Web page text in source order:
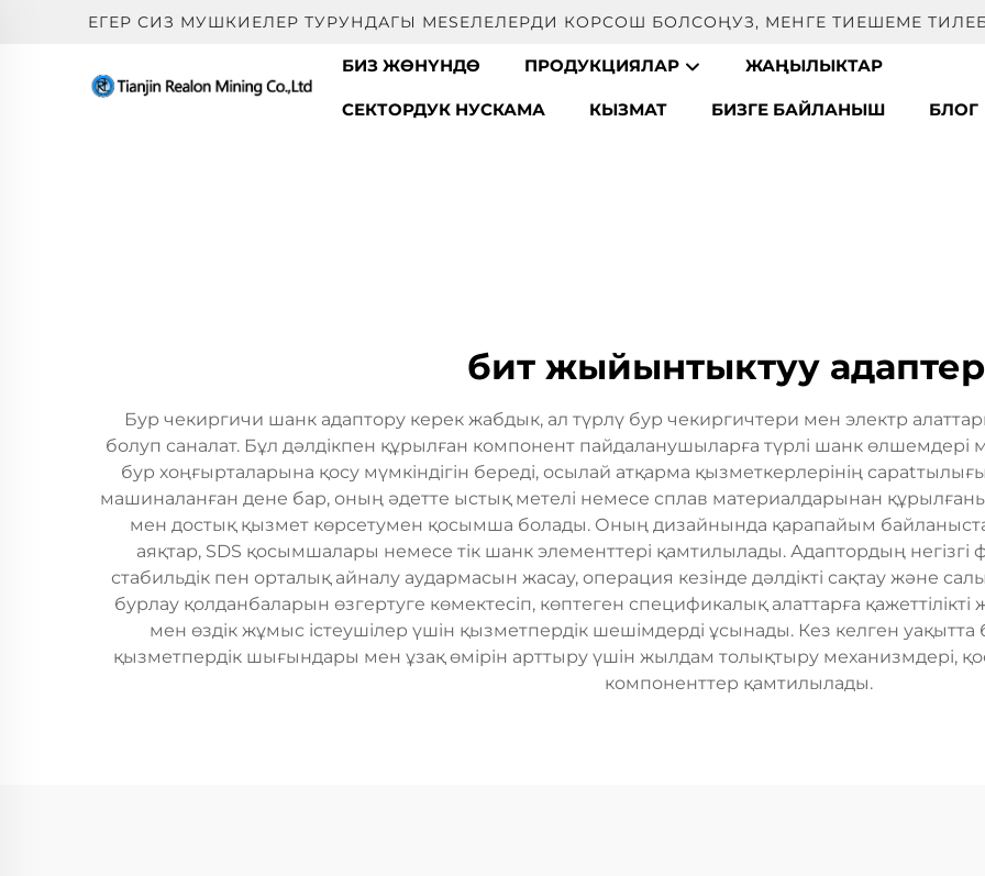
ЕГЕР СИЗ МУШКИЕЛЕР ТУРУНДАГЫ МESEЛEЛЕРДИ КOРCОШ БОЛСОҢУЗ, МЕНГЕ ТИЕШЕМЕ
БИЗ ЖӨНҮНДӨ ПРОДУКЦИЯЛАР ЖАҢЫЛЫКТАР
СЕКТОРДУК НУСКАМА КЫЗМАТ БИЗГЕ БАЙЛАНЫШ БЛОГ
бит жыйынтыктуу
Бур чекиргичи шанк адаптору керек жабдык, ал түрлү бур чекиргичтери мен электр
болуп саналат. Бұл дәлдікпен құрылған компонент пайдаланушыларға түрлі шанк өлшемдері
бур хоңғырталарына қосу мүмкіндігін береді, осылай атқарма қызметкерлерінің
машиналанған дене бар, оның әдетте ыстық метелі немесе сплав материалдарынан
мен достық қызмет көрсетумен қосымша болады. Оның дизайнында қарапайым
аяқтар, SDS қосымшалары немесе тік шанк элементтері қамтилылады. Адаптордың
стабильдік пен орталық айналу аудармасын жасау, операция кезінде дәлдікті сақтау және
бурлау қолданбаларын өзгертуге көмектесіп, көптеген спецификалық алаттарға
мен өздік жұмыс істеушілер үшін қызметпердік шешімдерді ұсынады. Кез келген
қызметпердік шығындары мен ұзақ өмірін арттыру үшін жылдам толықтыру механизмдері,
компоненттер қамтилылады.